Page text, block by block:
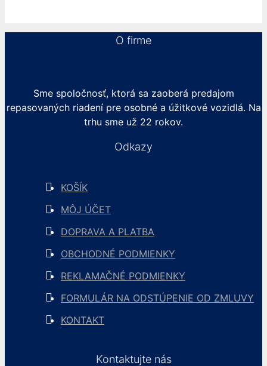
O firme
Sme spoločnosť, ktorá sa zaoberá predajom
repasovaných riadení pre osobné a úžitkové vozidlá. Na
trhu sme už 22 rokov.
Odkazy
KOŠÍK
MÔJ ÚČET
DOPRAVA A PLATBA
OBCHODNÉ PODMIENKY
REKLAMAČNÉ PODMIENKY
FORMULÁR NA ODSTÚPENIE OD ZMLUVY
KONTAKT
Kontaktujte nás